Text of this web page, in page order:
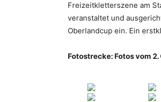
Freizeitkletterszene am
veranstaltet und
Oberlandcup ein. Ein
Fotostrecke: Fotos vom 2.